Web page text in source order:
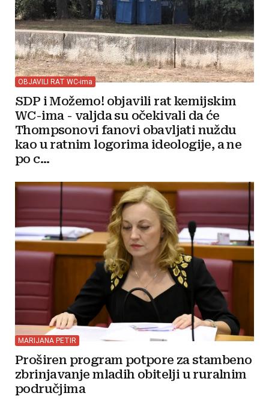
OBJAVILI RAT WC-ima
SDP i Možemo! objavili rat kemijskim
WC-ima - valjda su očekivali da će
Thompsonovi fanovi obavljati nuždu
kao u ratnim logorima ideologije, a ne
po c...
MARIJANA PETIR
Proširen program potpore za stambeno
zbrinjavanje mladih obitelji u ruralnim
područjima